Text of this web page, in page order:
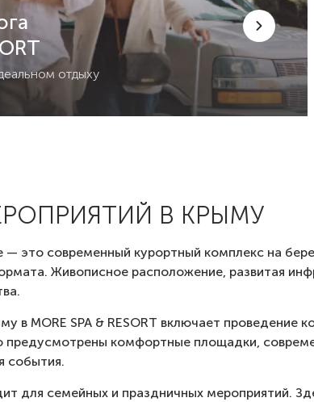
отдыху
В КРЫМУ
— это современный курортный комплекс на
Живописное расположение, развитая
в MORE SPA & RESORT включает
предусмотрены комфортные площадки,
события.
для семейных и праздничных мероприятий.